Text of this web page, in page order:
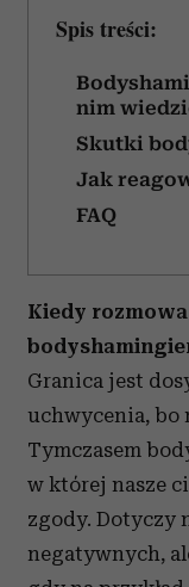
Spis treści:
nim
Skutki
Jak
FAQ
Kiedy
Granica jest
uchwycenia, bo
Tymczasem
w której nasze
zgody. Dotyczy
negatywnych,